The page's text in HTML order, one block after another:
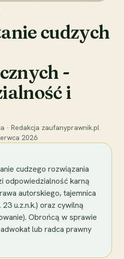
cudzych
-
i
· Redakcja zaufanyprawnik.pl
2026
cudzego rozwiązania
odpowiedzialność karną
autorskiego, tajemnica
u.z.n.k.) oraz cywilną
Obrońcą w sprawie
lub radca prawny